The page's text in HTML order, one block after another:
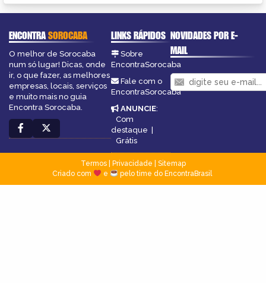
ENCONTRASOROCABA
O melhor de Sorocaba
num só lugar! Dicas, onde
ir, o que fazer, as melhores
empresas, locais, serviços
e muito mais no guia
Encontra Sorocaba.
LINKS RÁPIDOS
Sobre
EncontraSorocaba
Fale com o
EncontraSorocaba
ANUNCIE:
Com
destaque |
Grátis
NOVIDADES POR E-
MAIL
Termos| Privacidade
Sitemap
Criado com
e pelo time do EncontraBrasil